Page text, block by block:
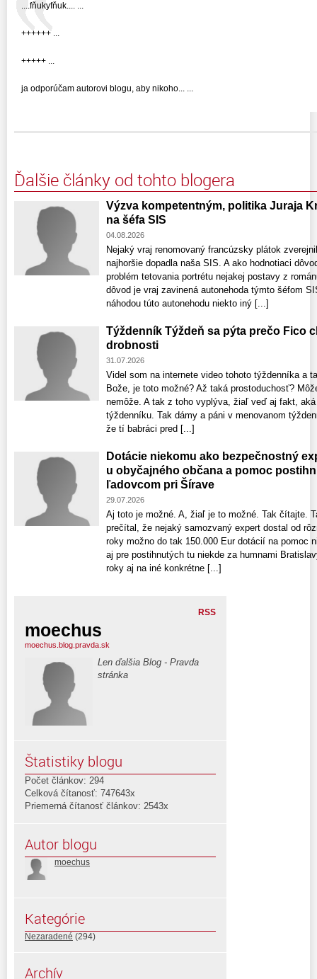
....fňukyfňuk.... ...
++++++ ...
+++++ ...
ja odporúčam autorovi blogu, aby nikoho... ...
Ďalšie články od tohto blogera
Výzva kompetentným, politika Juraja
na šéfa SIS
04.08.2026
Nejaký vraj renomovaný francúzsky plátok
najhoršie dopadla naša SIS. A ako hodnotiaci
problém tetovania portrétu nejakej postavy z
dôvod je vraj zavinená autonehoda týmto šéfom
náhodou túto autonehodu niekto iný [...]
Týždenník Týždeň sa pýta prečo Fico
drobnosti
31.07.2026
Videl som na internete video tohoto týždenníka a
Bože, je toto možné? Až taká prostoduchosť?
nemôže. A tak z toho vyplýva, žiaľ veď aj fakt,
týždenníku. Tak dámy a páni v menovanom
že tí babráci pred [...]
Dotácie niekomu ako bezpečnostný
u obyčajného občana a pomoc
ľadovcom pri Šírave
29.07.2026
Aj toto je možné. A, žiaľ je to možné. Tak čítajte.
prečítal, že nejaký samozvaný expert dostal od
roky možno do tak 150.000 Eur dotácií na pomoc
aj pre postihnutých tu niekde za humnami
roky aj na iné konkrétne [...]
RSS
moechus
moechus.blog.pravda.sk
Len ďalšia Blog - Pravda
stránka
Štatistiky blogu
Počet článkov: 294
Celková čítanosť: 747643x
Priemerná čítanosť článkov: 2543x
Autor blogu
moechus
Kategórie
Nezaradené (294)
Archív